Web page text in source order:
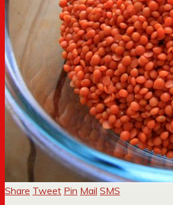
Share Tweet Pin Mail SMS